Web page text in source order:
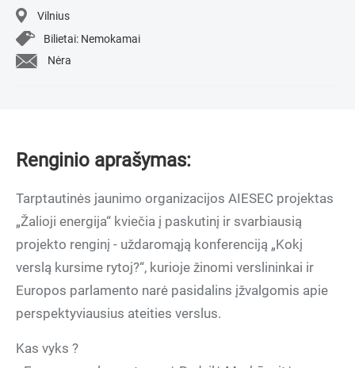
Vilnius
Bilietai: Nemokamai
Nėra
Renginio aprašymas:
Tarptautinės jaunimo organizacijos AIESEC projektas
„Žalioji energija“ kviečia į paskutinį ir svarbiausią
projekto renginį - uždaromąją konferenciją „Kokį
verslą kursime rytoj?“, kurioje žinomi verslininkai ir
Europos parlamento narė pasidalins įžvalgomis apie
perspektyviausius ateities verslus.
Kas vyks ?